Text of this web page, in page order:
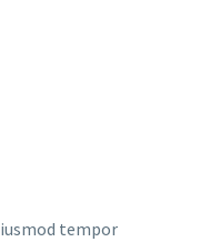
tempor